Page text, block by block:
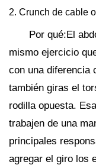
2. Crunch de cable
Por qué:El
mismo ejercicio
con una diferencia
también giras el
rodilla opuesta.
trabajen de una
principales
agregar el giro los